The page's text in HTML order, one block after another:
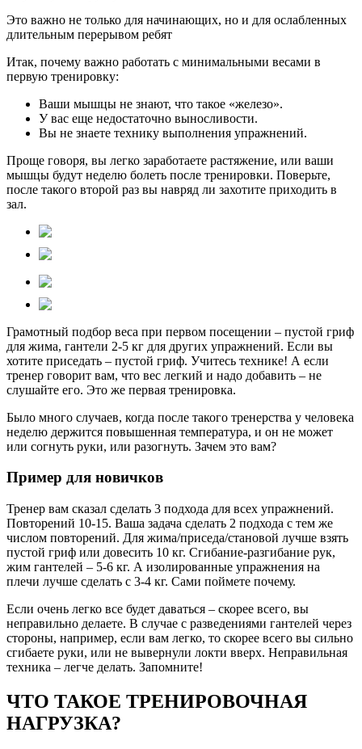
Это важно не только для начинающих, но и для ослабленных
длительным перерывом ребят
Итак, почему важно работать с минимальными весами в
первую тренировку:
Ваши мышцы не знают, что такое «железо».
У вас еще недостаточно выносливости.
Вы не знаете технику выполнения упражнений.
Проще говоря, вы легко заработаете растяжение, или ваши
мышцы будут неделю болеть после тренировки. Поверьте,
после такого второй раз вы навряд ли захотите приходить в
зал.
Грамотный подбор веса при первом посещении – пустой гриф
для жима, гантели 2-5 кг для других упражнений. Если вы
хотите приседать – пустой гриф. Учитесь технике! А если
тренер говорит вам, что вес легкий и надо добавить – не
слушайте его. Это же первая тренировка.
Было много случаев, когда после такого тренерства у человека
неделю держится повышенная температура, и он не может
или согнуть руки, или разогнуть. Зачем это вам?
Пример для новичков
Тренер вам сказал сделать 3 подхода для всех упражнений.
Повторений 10-15. Ваша задача сделать 2 подхода с тем же
числом повторений. Для жима/приседа/становой лучше взять
пустой гриф или довесить 10 кг. Сгибание-разгибание рук,
жим гантелей – 5-6 кг. А изолированные упражнения на
плечи лучше сделать с 3-4 кг. Сами поймете почему.
Если очень легко все будет даваться – скорее всего, вы
неправильно делаете. В случае с разведениями гантелей через
стороны, например, если вам легко, то скорее всего вы сильно
сгибаете руки, или не вывернули локти вверх. Неправильная
техника – легче делать. Запомните!
ЧТО ТАКОЕ ТРЕНИРОВОЧНАЯ
НАГРУЗКА?